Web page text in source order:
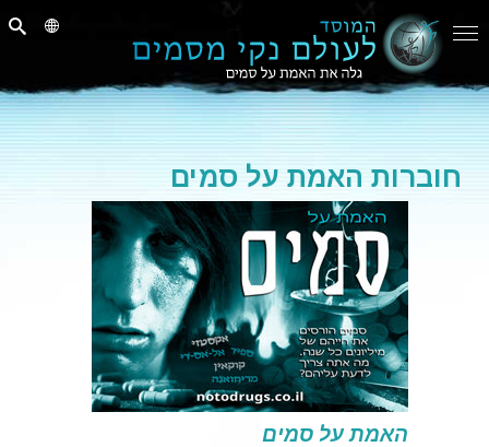
חוברות האמת על סמים
האמת על סמים